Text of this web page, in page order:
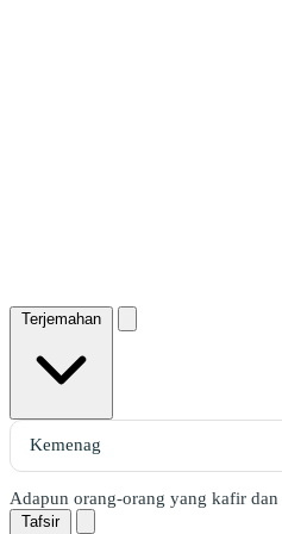
Terjemahan
Adapun orang-orang yang kafir
Tafsir